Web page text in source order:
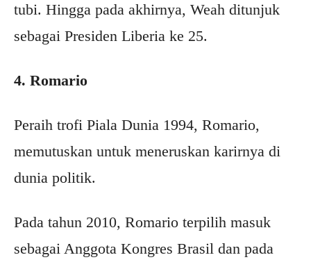
tubi. Hingga pada akhirnya, Weah ditunjuk
sebagai Presiden Liberia ke 25.
4. Romario
Peraih trofi Piala Dunia 1994, Romario,
memutuskan untuk meneruskan karirnya di
dunia politik.
Pada tahun 2010, Romario terpilih masuk
sebagai Anggota Kongres Brasil dan pada